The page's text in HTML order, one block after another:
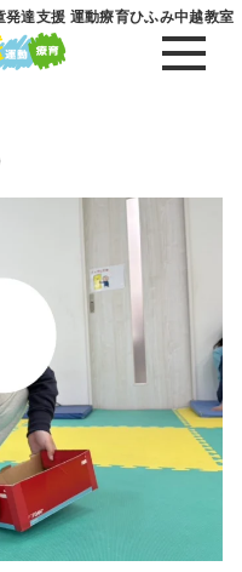
達支援 運動療育ひふみ中越教室